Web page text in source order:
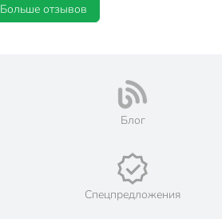
Больше отзывов
Блог
Спецпредложения